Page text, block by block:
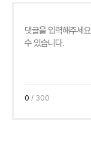
0 / 300